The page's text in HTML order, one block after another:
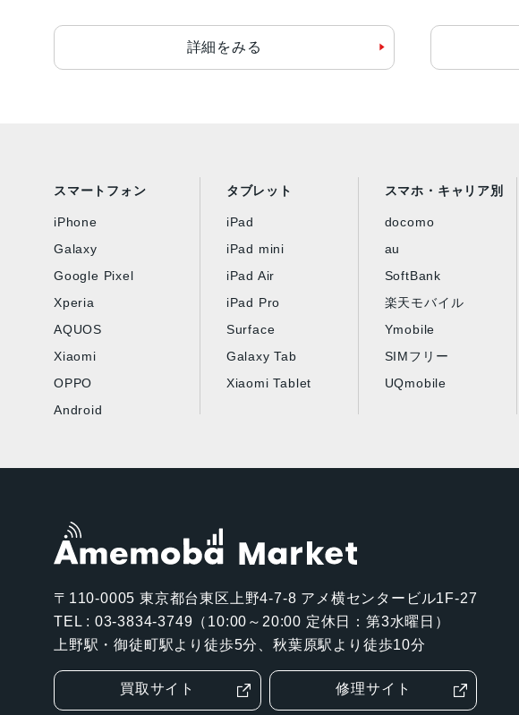
詳細をみる
スマートフォン
iPhone
Galaxy
Google Pixel
Xperia
AQUOS
Xiaomi
OPPO
Android
タブレット
iPad
iPad mini
iPad Air
iPad Pro
Surface
Galaxy Tab
Xiaomi Tablet
スマホ・キャリア別
docomo
au
SoftBank
楽天モバイル
Ymobile
SIMフリー
UQmobile
〒110-0005 東京都台東区上野4-7-8 アメ横センタービル1F-27
TEL : 03-3834-3749（10:00～20:00 定休日：第3水曜日）
上野駅・御徒町駅より徒歩5分、秋葉原駅より徒歩10分
買取サイト 修理サイト